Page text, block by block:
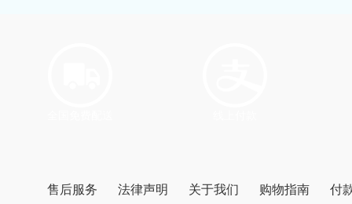
售后服务 法律声明 关于我们 购物指南 付